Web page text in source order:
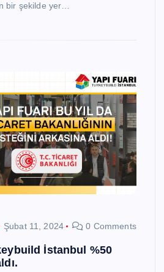
bir şekilde yer…
Şubat 11, 2024 0 Comments
İstanbul %50